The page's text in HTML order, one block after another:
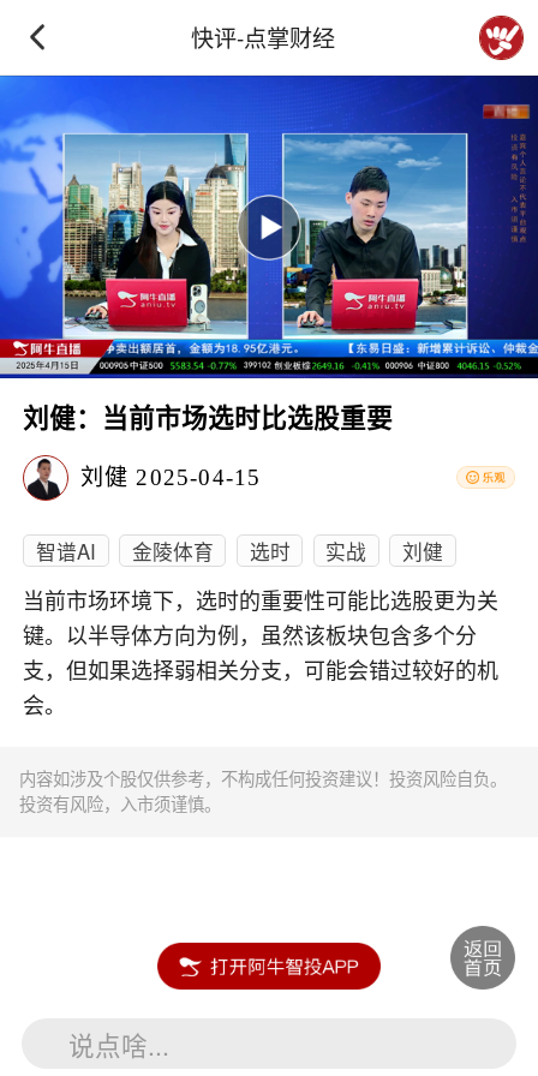
快评-点掌财经
刘健：当前市场选时比选股重要
刘健 2025-04-15
智谱AI 金陵体育 选时 实战 刘健
当前市场环境下，选时的重要性可能比选股更为关
键。以半导体方向为例，虽然该板块包含多个分
支，但如果选择弱相关分支，可能会错过较好的机
会。
内容如涉及个股仅供参考，不构成任何投资建议！投资风险自负。
投资有风险，入市须谨慎。
说点啥...